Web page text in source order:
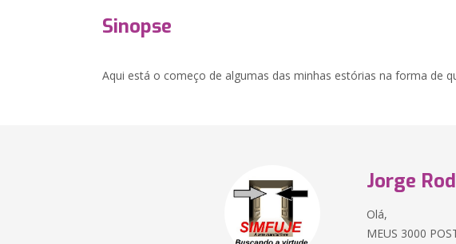
Sinopse
Aqui está o começo de algumas das minhas estórias na forma de
Jorge
Olá,
MEUS 3000